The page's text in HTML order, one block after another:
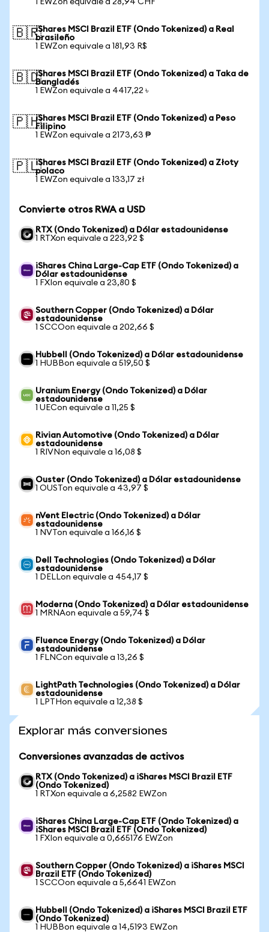
1 EWZon equivale a 28,94 CHF
🇧🇷iShares MSCI Brazil ETF (Ondo Tokenized) a Real
brasileño
1 EWZon equivale a 181,93 R$
🇧🇩iShares MSCI Brazil ETF (Ondo Tokenized) a Taka de
Bangladés
1 EWZon equivale a 4417,22 ৳
🇵🇭iShares MSCI Brazil ETF (Ondo Tokenized) a Peso
Filipino
1 EWZon equivale a 2173,63 ₱
🇵🇱iShares MSCI Brazil ETF (Ondo Tokenized) a Złoty
polaco
1 EWZon equivale a 133,17 zł
Convierte otros RWA a USD
RTX (Ondo Tokenized) a Dólar estadounidense
1 RTXon equivale a 223,92 $
iShares China Large-Cap ETF (Ondo Tokenized) a
Dólar estadounidense
1 FXIon equivale a 23,80 $
Southern Copper (Ondo Tokenized) a Dólar
estadounidense
1 SCCOon equivale a 202,66 $
Hubbell (Ondo Tokenized) a Dólar estadounidense
1 HUBBon equivale a 519,50 $
Uranium Energy (Ondo Tokenized) a Dólar
estadounidense
1 UECon equivale a 11,25 $
Rivian Automotive (Ondo Tokenized) a Dólar
estadounidense
1 RIVNon equivale a 16,08 $
Ouster (Ondo Tokenized) a Dólar estadounidense
1 OUSTon equivale a 43,97 $
nVent Electric (Ondo Tokenized) a Dólar
estadounidense
1 NVTon equivale a 166,16 $
Dell Technologies (Ondo Tokenized) a Dólar
estadounidense
1 DELLon equivale a 454,17 $
Moderna (Ondo Tokenized) a Dólar estadounidense
1 MRNAon equivale a 59,74 $
Fluence Energy (Ondo Tokenized) a Dólar
estadounidense
1 FLNCon equivale a 13,26 $
LightPath Technologies (Ondo Tokenized) a Dólar
estadounidense
1 LPTHon equivale a 12,38 $
Explorar más conversiones
Conversiones avanzadas de activos
RTX (Ondo Tokenized) a iShares MSCI Brazil ETF
(Ondo Tokenized)
1 RTXon equivale a 6,2582 EWZon
iShares China Large-Cap ETF (Ondo Tokenized) a
iShares MSCI Brazil ETF (Ondo Tokenized)
1 FXIon equivale a 0,665176 EWZon
Southern Copper (Ondo Tokenized) a iShares MSCI
Brazil ETF (Ondo Tokenized)
1 SCCOon equivale a 5,6641 EWZon
Hubbell (Ondo Tokenized) a iShares MSCI Brazil ETF
(Ondo Tokenized)
1 HUBBon equivale a 14,5193 EWZon